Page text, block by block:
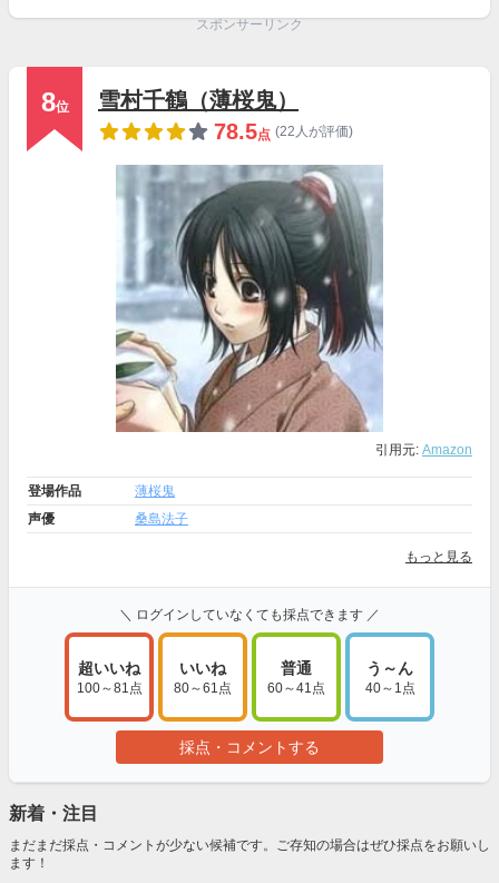
スポンサーリンク
8位
雪村千鶴（薄桜鬼）
78.5点 (22人が評価)
引用元: Amazon
登場作品
薄桜鬼
声優
桑島法子
もっと見る
＼ ログインしていなくても採点できます ／
超いいね
100～81点
いいね
80～61点
普通
60～41点
う～ん
40～1点
採点・コメントする
新着・注目
まだまだ採点・コメントが少ない候補です。ご存知の場合はぜひ採点をお願いし
ます！